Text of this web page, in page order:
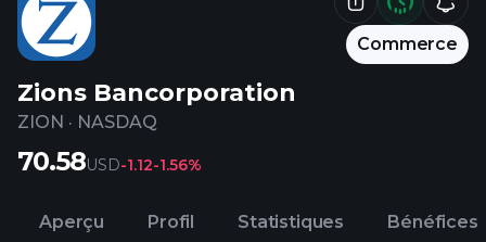
Commerce
Zions Bancorporation
ZION · NASDAQ
70.58USD-1.12-1.56%
Aperçu Profil Statistiques Bénéfices